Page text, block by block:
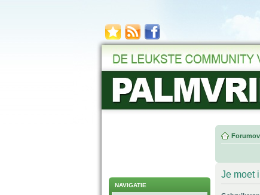
NAVIGATIE
Je moet